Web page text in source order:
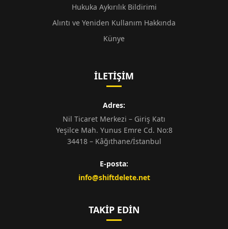
Hukuka Aykırılık Bildirimi
Alıntı ve Yeniden Kullanım Hakkında
Künye
İLETIŞIM
Adres:
Nil Ticaret Merkezi – Giriş Katı
Yeşilce Mah. Yunus Emre Cd. No:8
34418 – Kâğıthane/İstanbul
E-posta:
info@shiftdelete.net
TAKIP EDIN